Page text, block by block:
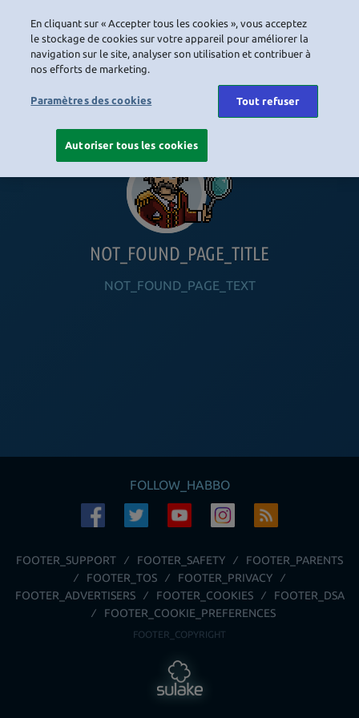
NOT_FOUND_PAGE_TITLE
NOT_FOUND_PAGE_TEXT
FOLLOW_HABBO
FOOTER_SUPPORT FOOTER_SAFETY
FOOTER_PARENTS
FOOTER_TOS
FOOTER_PRIVACY
FOOTER_ADVERTISERS
FOOTER_COOKIES
FOOTER_DSA
FOOTER_COOKIE_PREFERENCES
FOOTER_COPYRIGHT
En cliquant sur « Accepter tous les cookies », vous acceptez
le stockage de cookies sur votre appareil pour améliorer la
navigation sur le site, analyser son utilisation et contribuer à
nos efforts de marketing.
Paramètres des cookies Tout refuser
Autoriser tous les cookies